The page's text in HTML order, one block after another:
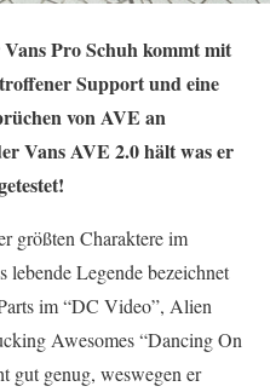
Pro Schuh kommt mit
Support und eine
von AVE an
Vans AVE 2.0 hält was er
größten Charaktere im
lebende Legende bezeichnet
im “DC Video”, Alien
Awesomes “Dancing On
gut genug, weswegen er